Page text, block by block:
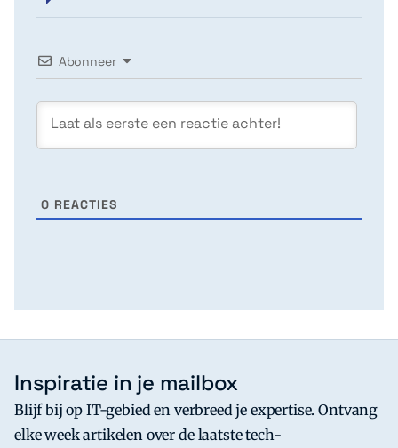
Abonneer
0 REACTIES
Inspiratie in je mailbox
Blijf bij op IT-gebied en verbreed je expertise. Ontvang
elke week artikelen over de laatste tech-